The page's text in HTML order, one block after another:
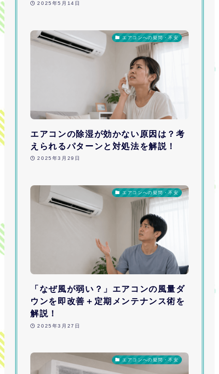
2025年5月14日
エアコンへの疑問・不安
エアコンの除湿が効かない原因は？考
えられるパターンと対処法を解説！
2025年3月29日
エアコンへの疑問・不安
「なぜ風が弱い？」エアコンの風量ダ
ウンを即改善＋定期メンテナンス術を
解説！
2025年3月27日
エアコンへの疑問・不安